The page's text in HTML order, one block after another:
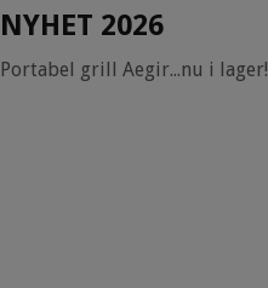
NYHET 2026
Portabel grill Aegir...nu i lager!